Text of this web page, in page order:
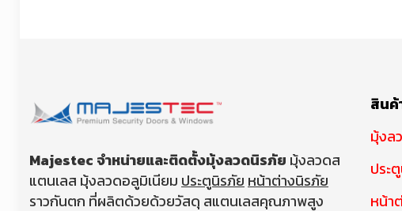
Majestec จำหน่ายและติดตั้งมุ้งลวดนิรภัย มุ้งลวดส
แตนเลส มุ้งลวดอลูมิเนียม ประตูนิรภัย หน้าต่างนิรภัย
ราวกันตก ที่ผลิตด้วยด้วยวัสดุ สแตนเลสคุณภาพสูง
สินค้
มุ้งล
ประ
หน้า